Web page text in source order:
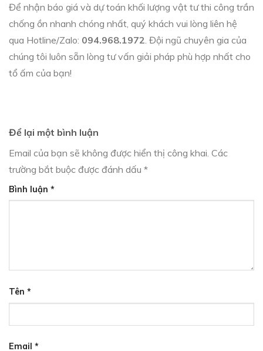
Để nhận báo giá và dự toán khối lượng vật tư thi công trần
chống ồn nhanh chóng nhất, quý khách vui lòng liên hệ
qua Hotline/Zalo: 094.968.1972 . Đội ngũ chuyên gia của
chúng tôi luôn sẵn lòng tư vấn giải pháp phù hợp nhất cho
tổ ấm của bạn!
Để lại một bình luận
Email của bạn sẽ không được hiển thị công khai. Các
trường bắt buộc được đánh dấu *
Bình luận *
Tên *
Email *